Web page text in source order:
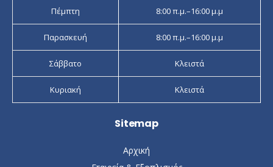
Πέμπτη 8:00 π.μ.–16:00 μ.μ
Παρασκευή 8:00 π.μ.–16:00 μ.μ
Σάββατο Κλειστά
Κυριακή Κλειστά
Sitemap
Αρχική